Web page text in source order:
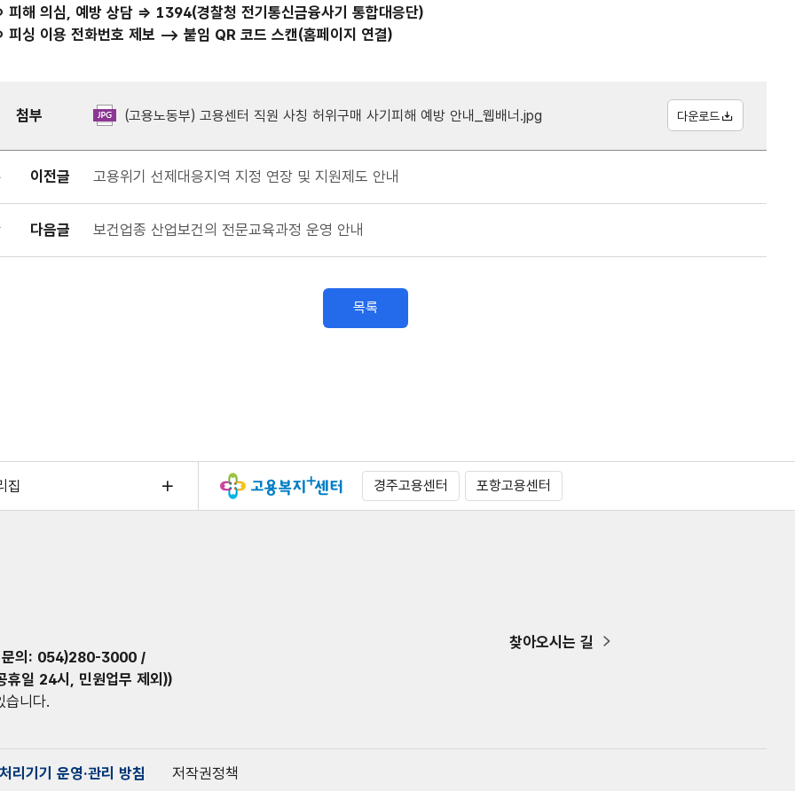
피해 의심, 예방 상담 => 1394(경찰청 전기통신금융사기 통합대응단)
피싱 이용 전화번호 제보 --> 붙임 QR 코드 스캔(홈페이지 연결)
첨부 (고용노동부) 고용센터 직원 사칭 허위구매 사기피해 예방 안내_웹배너.jpg 다운로드
이전글 고용위기 선제대응지역 지정 연장 및 지원제도 안내
다음글 보건업종 산업보건의 전문교육과정 운영 안내
목록
집 경주고용센터 포항고용센터
문의: 054)280-3000 /
일 24시, 민원업무 제외))
니다.
찾아오시는 길
리기기 운영·관리 방침 저작권정책